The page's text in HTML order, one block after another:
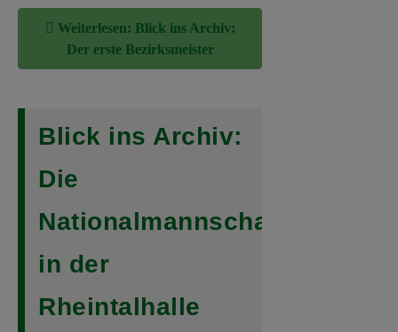
Blick ins Archiv:
Nationalmannschaft
in der
Rheintalhalle